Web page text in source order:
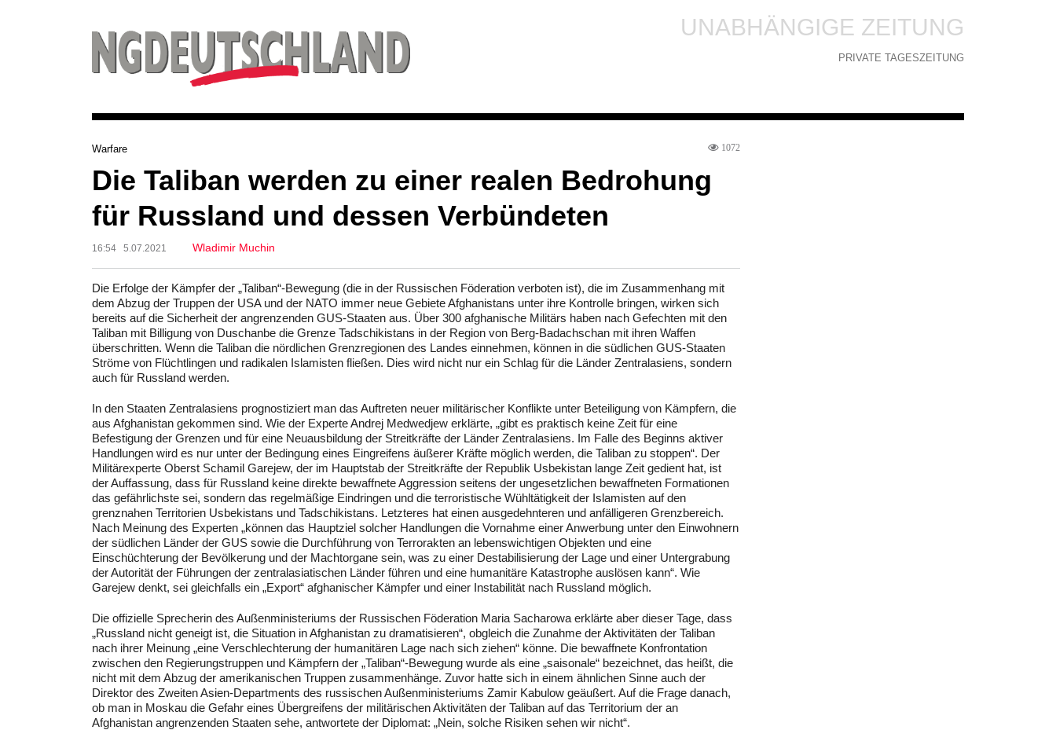
UNABHÄNGIGE ZEITUNG
PRIVATE TAGESZEITUNG
Warfare 1072
Die Taliban werden zu einer realen Bedrohung
für Russland und dessen Verbündeten
16:54 5.07.2021 Wladimir Muchin
Die Erfolge der Kämpfer der „Taliban“-Bewegung (die in der Russischen Föderation verboten ist), die im Zusammenhang mit
dem Abzug der Truppen der USA und der NATO immer neue Gebiete Afghanistans unter ihre Kontrolle bringen, wirken sich
bereits auf die Sicherheit der angrenzenden GUS-Staaten aus. Über 300 afghanische Militärs haben nach Gefechten mit den
Taliban mit Billigung von Duschanbe die Grenze Tadschikistans in der Region von Berg-Badachschan mit ihren Waffen
überschritten. Wenn die Taliban die nördlichen Grenzregionen des Landes einnehmen, können in die südlichen GUS-Staaten
Ströme von Flüchtlingen und radikalen Islamisten fließen. Dies wird nicht nur ein Schlag für die Länder Zentralasiens, sondern
auch für Russland werden.
In den Staaten Zentralasiens prognostiziert man das Auftreten neuer militärischer Konflikte unter Beteiligung von Kämpfern, die
aus Afghanistan gekommen sind. Wie der Experte Andrej Medwedjew erklärte, „gibt es praktisch keine Zeit für eine
Befestigung der Grenzen und für eine Neuausbildung der Streitkräfte der Länder Zentralasiens. Im Falle des Beginns aktiver
Handlungen wird es nur unter der Bedingung eines Eingreifens äußerer Kräfte möglich werden, die Taliban zu stoppen“. Der
Militärexperte Oberst Schamil Garejew, der im Hauptstab der Streitkräfte der Republik Usbekistan lange Zeit gedient hat, ist
der Auffassung, dass für Russland keine direkte bewaffnete Aggression seitens der ungesetzlichen bewaffneten Formationen
das gefährlichste sei, sondern das regelmäßige Eindringen und die terroristische Wühltätigkeit der Islamisten auf den
grenznahen Territorien Usbekistans und Tadschikistans. Letzteres hat einen ausgedehnteren und anfälligeren Grenzbereich.
Nach Meinung des Experten „können das Hauptziel solcher Handlungen die Vornahme einer Anwerbung unter den Einwohnern
der südlichen Länder der GUS sowie die Durchführung von Terrorakten an lebenswichtigen Objekten und eine
Einschüchterung der Bevölkerung und der Machtorgane sein, was zu einer Destabilisierung der Lage und einer Untergrabung
der Autorität der Führungen der zentralasiatischen Länder führen und eine humanitäre Katastrophe auslösen kann“. Wie
Garejew denkt, sei gleichfalls ein „Export“ afghanischer Kämpfer und einer Instabilität nach Russland möglich.
Die offizielle Sprecherin des Außenministeriums der Russischen Föderation Maria Sacharowa erklärte aber dieser Tage, dass
„Russland nicht geneigt ist, die Situation in Afghanistan zu dramatisieren“, obgleich die Zunahme der Aktivitäten der Taliban
nach ihrer Meinung „eine Verschlechterung der humanitären Lage nach sich ziehen“ könne. Die bewaffnete Konfrontation
zwischen den Regierungstruppen und Kämpfern der „Taliban“-Bewegung wurde als eine „saisonale“ bezeichnet, das heißt, die
nicht mit dem Abzug der amerikanischen Truppen zusammenhänge. Zuvor hatte sich in einem ähnlichen Sinne auch der
Direktor des Zweiten Asien-Departments des russischen Außenministeriums Zamir Kabulow geäußert. Auf die Frage danach,
ob man in Moskau die Gefahr eines Übergreifens der militärischen Aktivitäten der Taliban auf das Territorium der an
Afghanistan angrenzenden Staaten sehe, antwortete der Diplomat: „Nein, solche Risiken sehen wir nicht“.